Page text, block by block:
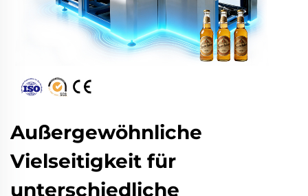
Außergewöhnliche
Vielseitigkeit für
unterschiedliche